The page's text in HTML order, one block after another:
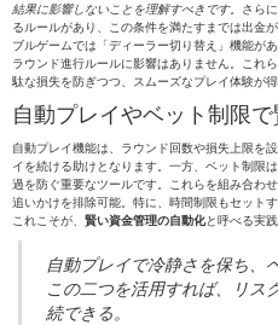
結果に影響しないことを理解すべきです。 さら
るルールがあり、この条件を満たすまでは出金
ブルゲームでは「ディーラー切り替え」機能が
ラウンド進行ルールに影響はありません。これ
駄な損失を防ぎつつ、スムーズなプレイ体験が得
自動プレイやベット制限
自動プレイ機能は、ラウンド回数や損失上限を
イを続ける助けとなります。一方、ベット制限
過を防ぐ重要なツールです。これらを組み合わ
追いかけを排除可能。特に、時間制限もセット
これこそが、 賢い資金管理の自動化と呼べる実
自動プレイで冷静さを保ち、
この二つを活用すれば、リス
続できる。